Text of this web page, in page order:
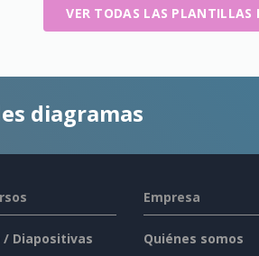
VER TODAS LAS
diagramas
/ Diapositivas
Empresa
Quiénes somos